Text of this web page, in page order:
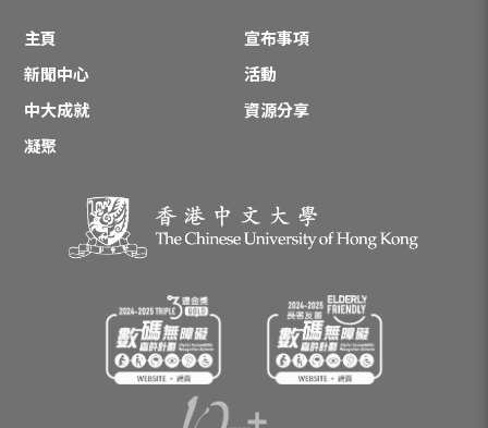
主頁
宣布事項
新聞中心
活動
中大成就
資源分享
凝聚